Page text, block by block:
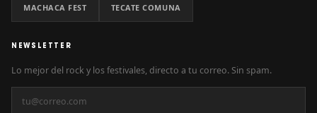
MACHACA FEST TECATE COMUNA
NEWSLETTER
Lo mejor del rock y los festivales, directo a tu correo. Sin spam.